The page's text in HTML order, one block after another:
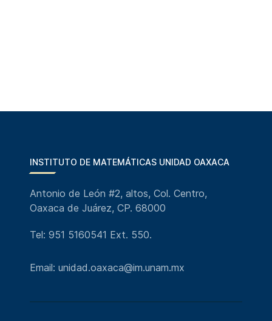
INSTITUTO DE MATEMÁTICAS UNIDAD OAXACA
Antonio de León #2, altos, Col. Centro,
Oaxaca de Juárez, CP. 68000
Tel: 951 5160541 Ext. 550.
Email: unidad.oaxaca@im.unam.mx